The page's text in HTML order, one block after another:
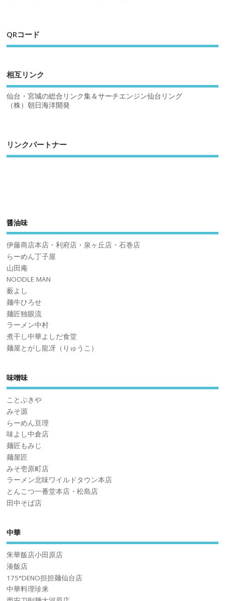
QRコード
相互リンク
仙台・宮城の総合リンク集＆サーチエンジン仙台リング
（株）朝日海洋開発
リンクパートナー
醤油味
伊藤商店本店・利府店・泉ヶ丘店・石巻店
らーめん丁子屋
山田庵
NOODLE MAN
薮よし
麺牛ひろせ
麺匠独眼流
ラーメン中村
煮干し中華よしだ食堂
麺屋とがし龍冴（りゅうこ）
味噌味
ことぶきや
みそ源
らーめん亘理
味よし中倉店
麺匠もみじ
麺屋匠
みそ壱原町店
ラーメン北味ワイルドタウン本店
とんこつ一番堂本店・松島店
田中そば店
中華
朱華飯店小田原店
湊飯店
175°DENO担担麺仙台店
中華料理珍来